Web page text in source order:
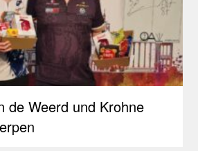
de Weerd und Krohne